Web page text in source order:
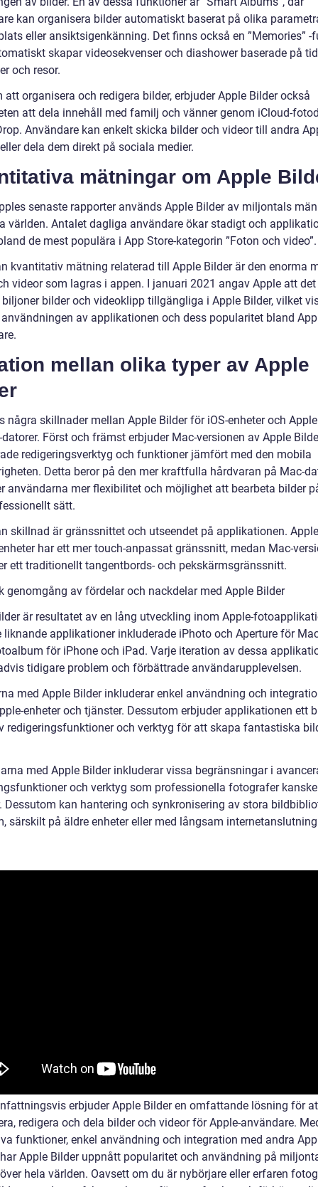
kan organisera bilder automatiskt baserat på olika
eller ansiktsigenkänning. Det finns också en ”Memories” -
skapar videosekvenser och diashower baserade på
och resor.
att organisera och redigera bilder, erbjuder Apple Bilder också
att dela innehåll med familj och vänner genom iCloud-
Användare kan enkelt skicka bilder och videor till andra
dela dem direkt på sociala medier.
mätningar om Apple
senaste rapporter används Apple Bilder av miljontals
världen. Antalet dagliga användare ökar stadigt och
de mest populära i App Store-kategorin ”Foton och video”.
kvantitativ mätning relaterad till Apple Bilder är den enorma
videor som lagras i appen. I januari 2021 angav Apple att
biljoner bilder och videoklipp tillgängliga i Apple Bilder, vilket
av applikationen och dess popularitet bland
mellan olika typer av Apple
några skillnader mellan Apple Bilder för iOS-enheter och
Först och främst erbjuder Mac-versionen av Apple
redigeringsverktyg och funktioner jämfört med den mobila
Detta beror på den mer kraftfulla hårdvaran på Mac-
användarna mer flexibilitet och möjlighet att bearbeta bilder
sätt.
skillnad är gränssnittet och utseendet på applikationen.
har ett mer touch-anpassat gränssnitt, medan Mac-
ett traditionellt tangentbords- och pekskärmsgränssnitt.
genomgång av fördelar och nackdelar med Apple Bilder
är resultatet av en lång utveckling inom Apple-
liknande applikationer inkluderade iPhoto och Aperture för
för iPhone och iPad. Varje iteration av dessa
tidigare problem och förbättrade användarupplevelsen.
med Apple Bilder inkluderar enkel användning och
enheter och tjänster. Dessutom erbjuder applikationen ett
redigeringsfunktioner och verktyg för att skapa fantastiska
med Apple Bilder inkluderar vissa begränsningar i
och verktyg som professionella fotografer kanske
Dessutom kan hantering och synkronisering av stora
särskilt på äldre enheter eller med långsam
erbjuder Apple Bilder en omfattande lösning för
redigera och dela bilder och videor för Apple-användare.
funktioner, enkel användning och integration med andra
Apple Bilder uppnått popularitet och användning på
hela världen. Oavsett om du är nybörjare eller erfaren